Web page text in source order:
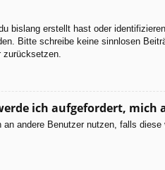
bislang erstellt hast oder
Bitte schreibe keine sinnlosen
zurücksetzen.
ich aufgefordert, mich
andere Benutzer nutzen, falls